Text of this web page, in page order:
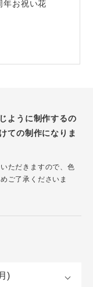
年お祝い花
ように制作するの
ての制作になりま
ただきますので、色
ご了承くださいま